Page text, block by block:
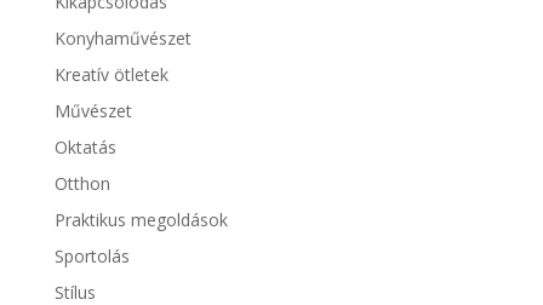
Konyhaművészet
Kreatív ötletek
Művészet
Oktatás
Otthon
Praktikus megoldások
Sportolás
Stílus